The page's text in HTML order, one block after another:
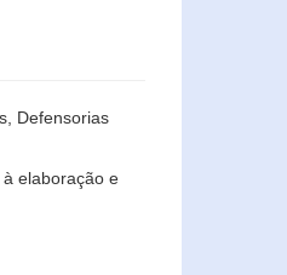
Defensorias
elaboração e